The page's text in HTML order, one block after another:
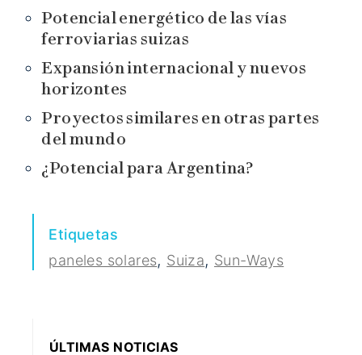
Potencial energético de las vías
ferroviarias suizas
Expansión internacional y nuevos
horizontes
Proyectos similares en otras partes
del mundo
¿Potencial para Argentina?
Etiquetas
paneles solares, Suiza, Sun-Ways
ÚLTIMAS NOTICIAS